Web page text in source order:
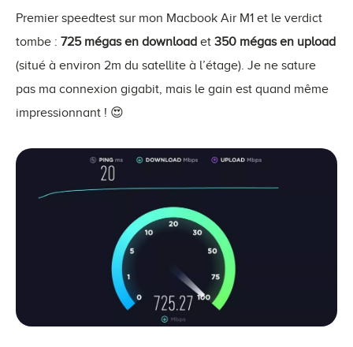
Premier speedtest sur mon Macbook Air M1 et le verdict
tombe : 725 mégas en download et 350 mégas en upload
(situé à environ 2m du satellite à l’étage). Je ne sature
pas ma connexion gigabit, mais le gain est quand même
impressionnant ! 😍